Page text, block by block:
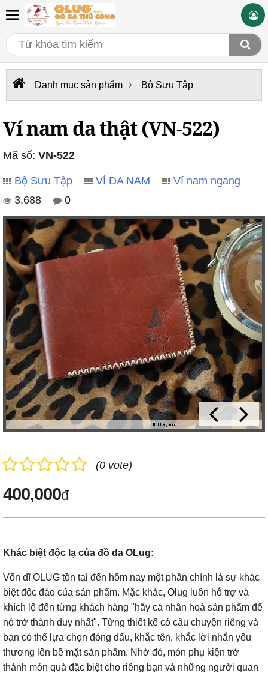
Danh mục sản phẩm Bộ Sưu Tập
Ví nam da thật (VN-522)
Mã số: VN-522
Bộ Sưu Tập VÍ DA NAM
Ví nam ngang
3,688
0
(0 vote)
400,000đ
Khác biệt độc lạ của đồ da OLug:
Vốn dĩ OLUG tồn tại đến hôm nay một phần chính là sự khác
biệt độc đáo của sản phẩm. Mặc khác, Olug luôn hỗ trợ và
khích lệ đến từng khách hàng "hãy cá nhân hoá sản phẩm để
nó trở thành duy nhất". Từng thiết kế có câu chuyện riêng và
bạn có thể lựa chọn đóng dấu, khắc tên, khắc lời nhắn yêu
thương lên bề mặt sản phẩm. Nhờ đó, món phụ kiện trở
thành món quà đặc biệt cho riêng bạn và những người quan